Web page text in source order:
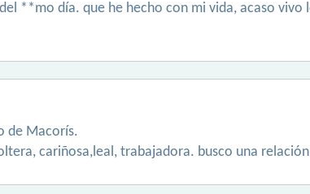
**mo día. que he hecho con mi vida, acaso
de Macorís.
cariñosa,leal, trabajadora. busco una